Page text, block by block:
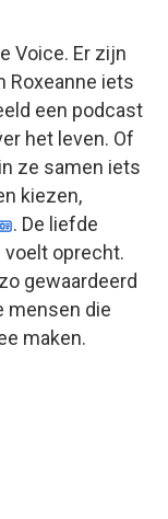
Voice. Er zijn
Roxeanne iets
een podcast
het leven. Of
ze samen iets
kiezen,
. De liefde
oprecht.
gewaardeerd
mensen die
maken.